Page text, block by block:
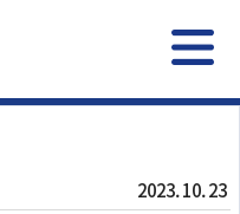
2023. 10. 23